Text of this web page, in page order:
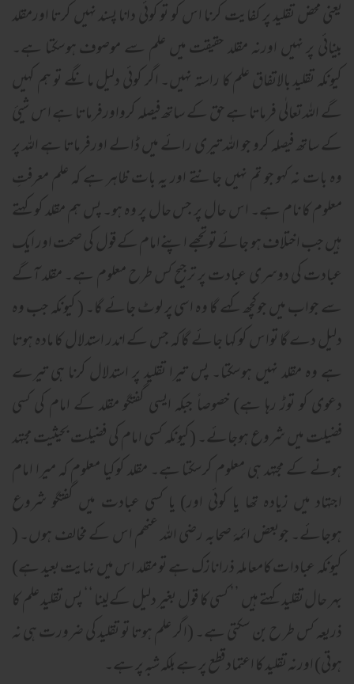
یعنی محض تقلید پر کفایت کرنا اس کو تو کوئی دانا پسند نہیں کرتا اورمقلد
بینائی پر نہیں اورنہ مقلد حقیقت میں علم سے موصوف ہوسکتا ہے۔
کیونکہ تقلید بالاتفاق علم کا راستہ نہیں۔ اگر کوئی دلیل مانگے تو ہم کہیں
گے اللہ تعالٰی فرماتا ہے حق کے ساتھ فیصلہ کرواورفرماتا ہے اس شیئ
کے ساتھ فیصلہ کرو جو اللہ تیری رائے میں ڈالے اورفرماتا ہے اللہ پر
وہ بات نہ کہو جو تم نہیں جانتے اور یہ بات ظاہر ہے کہ علم معرفتِ
معلوم کا نام ہے۔ اس حال پر جس حال پر وہ ہو۔ پس ہم مقلد کو کہتے
ہیں جب اختلاف ہو جائے تو تجھے اپنےامام کے قول کی صحت اور ایک
عبادت کی دوسری عبادت پر ترجیح کس طرح معلوم ہے۔ مقلد آگے
سے جواب میں جوکچھ کہے گا وہ اسی پر لوٹ جائے گا۔ ( کیونکہ جب وہ
دلیل دے گا تواس کو کہا جائے گا کہ جس کے اندر استدلال کا مادہ ہوتا
ہے وہ مقلد نہیں ہوسکتا۔ پس تیرا تقلید پر استدلال کرنا ہی تیرے
دعوی کو توڑ رہا ہے) خصوصاً جبکہ ایسی گفتگو مقلد کے امام کی کسی
فضیلت میں شروع ہوجائے۔ (کیونکہ کسی امام کی فضیلت بحیثیت مجتہد
ہونے کے مجتہد ہی معلوم کرسکتا ہے۔ مقلد کوکیا معلوم کہ میرا امام
اجتہاد میں زیادہ تھا یا کوئی اور) یا کسی عبادت میں گفتگو شروع
ہوجائے۔ جوبعض ائمۂ صحابہ رضی اللہ عنھم اس کے مخالف ہوں۔ (
کیونکہ عبادات کامعاملہ ذرا نازک ہے تو مقلد اس میں نہایت بعید ہے)
بہر حال تقلید کہتے ہیں ’’ کسی کا قول بغیر دلیل کےلینا ‘‘ پس تقلید علم کا
ذریعہ کس طر ح بن سکتی ہے۔ (اگر علم ہوتا تو تقلید کی ضرورت ہی نہ
ہوتی) اورنہ تقلید کا اعتماد قطع پر ہے بلکہ شبہ پر ہے۔